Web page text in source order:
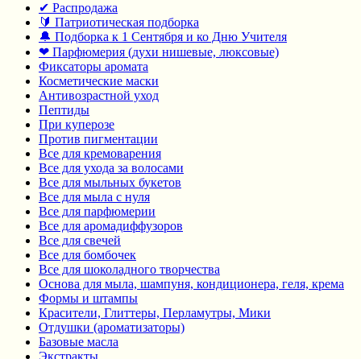
✔ Распродажа
🔰 Патриотическая подборка
🔔 Подборка к 1 Сентября и ко Дню Учителя
❤ Парфюмерия (духи нишевые, люксовые)
Фиксаторы аромата
Косметические маски
Антивозрастной уход
Пептиды
При куперозе
Против пигментации
Все для кремоварения
Все для ухода за волосами
Все для мыльных букетов
Все для мыла с нуля
Все для парфюмерии
Все для аромадиффузоров
Все для свечей
Все для бомбочек
Все для шоколадного творчества
Основа для мыла, шампуня, кондиционера, геля, крема
Формы и штампы
Красители, Глиттеры, Перламутры, Мики
Отдушки (ароматизаторы)
Базовые масла